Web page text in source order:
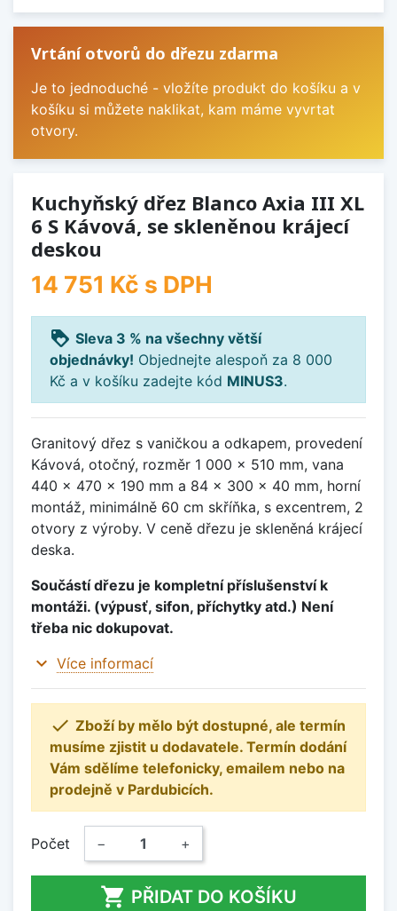
Vrtání otvorů do dřezu zdarma
Je to jednoduché - vložíte produkt do košíku a v
košíku si můžete naklikat, kam máme vyvrtat
otvory.
Kuchyňský dřez Blanco Axia III XL
6 S Kávová, se skleněnou krájecí
deskou
14 751 Kč s DPH
loyalty Sleva 3 % na všechny větší
objednávky! Objednejte alespoň za 8 000
Kč a v košíku zadejte kód MINUS3.
Granitový dřez s vaničkou a odkapem, provedení
Kávová, otočný, rozměr 1 000 x 510 mm, vana
440 x 470 x 190 mm a 84 x 300 x 40 mm, horní
montáž, minimálně 60 cm skříňka, s excentrem, 2
otvory z výroby. V ceně dřezu je skleněná krájecí
deska.
Součástí dřezu je kompletní příslušenství k
montáži. (výpusť, sifon, příchytky atd.) Není
třeba nic dokupovat.
expand_more Více informací
 Zboží by mělo být dostupné, ale termín
musíme zjistit u dodavatele. Termín dodání
Vám sdělíme telefonicky, emailem nebo na
prodejně v Pardubicích.
Počet − +
 PŘIDAT DO KOŠÍKU